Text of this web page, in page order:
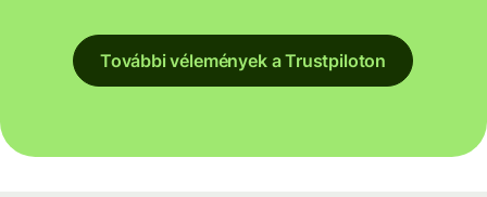
További vélemények a Trustpiloton